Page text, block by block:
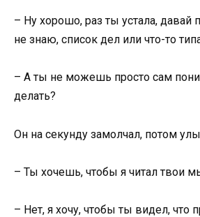
– Ну хорошо, раз ты устала, давай
не знаю, список дел или что-то
– А ты не можешь просто сам
делать?
Он на секунду замолчал, потом
– Ты хочешь, чтобы я читал твои
– Нет, я хочу, чтобы ты видел, что